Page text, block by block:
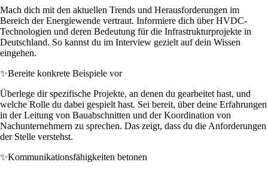
Mach dich mit den aktuellen Trends und Herausforderungen im
Bereich der Energiewende vertraut. Informiere dich über HVDC-
Technologien und deren Bedeutung für die Infrastrukturprojekte in
Deutschland. So kannst du im Interview gezielt auf dein Wissen
eingehen.
✨Bereite konkrete Beispiele vor
Überlege dir spezifische Projekte, an denen du gearbeitet hast, und
welche Rolle du dabei gespielt hast. Sei bereit, über deine Erfahrungen
in der Leitung von Bauabschnitten und der Koordination von
Nachunternehmern zu sprechen. Das zeigt, dass du die Anforderungen
der Stelle verstehst.
✨Kommunikationsfähigkeiten betonen